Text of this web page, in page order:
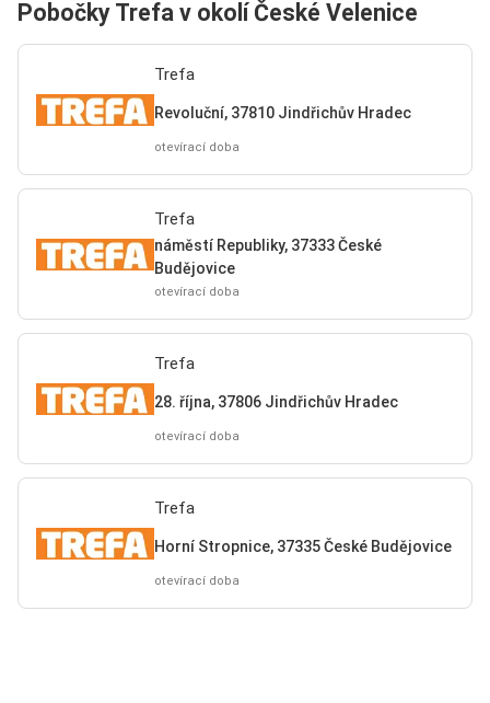
Pobočky Trefa v okolí České Velenice
Trefa
Revoluční, 37810 Jindřichův Hradec
otevírací doba
Trefa
náměstí Republiky, 37333 České
Budějovice
otevírací doba
Trefa
28. října, 37806 Jindřichův Hradec
otevírací doba
Trefa
Horní Stropnice, 37335 České Budějovice
otevírací doba